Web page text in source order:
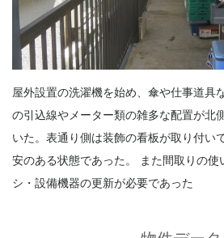
屋外設置の洗濯機を始め、傘や仕事道具
の引込線やメーター類の雑多な配置が北
いた。表通り側は装飾の看板が取り付い
安のある状態であった。 また間取りの使
シ・設備機器の更新が必要であった